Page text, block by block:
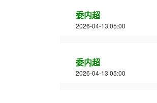
委内超
2026-04-13 05:00
委内超
2026-04-13 05:00